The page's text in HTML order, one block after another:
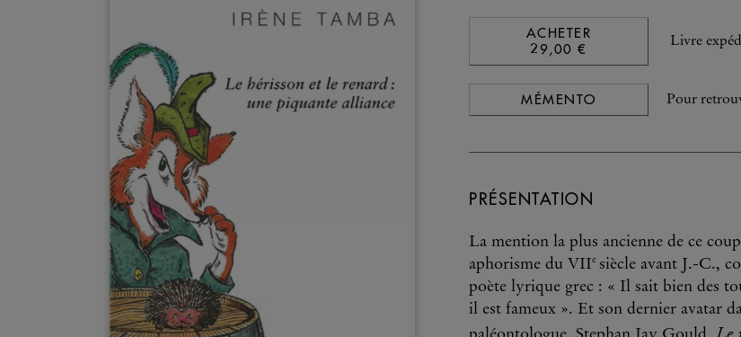
ACHETER
29,00 €
Livre
MÉMENTO Pour
PRÉSENTATION
La mention la plus ancienne de ce
aphorisme du VIIe siècle avant J.-C.,
poète lyrique grec : « Il sait bien des
il est fameux ». Et son dernier avatar